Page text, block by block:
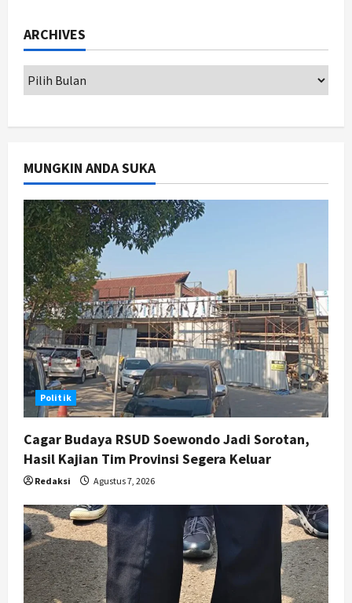
Mulai Rp75 Ribu untuk Sekolah
Rakyat
3
Gen Z Belajar Meracik Lulur Khas
Cantik Bangsawan Jawa
Agustus 6, 2026
4
Jogja
Jasa Marga Pastikan Pembangunan
Tol Jogja-Solo Segera Rampung,
Progres 98 Persen
Agustus 6, 2026
5
Politik
Karwito Komitmen Perbaikan Jalan
Desa Sidomukti dengan Cor Beton
Bertahap
Agustus 6, 2026
ARCHIVES
MUNGKIN ANDA SUKA
Politik
Cagar Budaya RSUD Soewondo Jadi Sorotan,
Hasil Kajian Tim Provinsi Segera Keluar
Redaksi Agustus 7, 2026